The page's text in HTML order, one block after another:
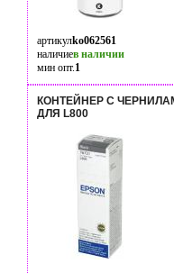
артикулko062561
наличиев наличии
мин опт.1
КОНТЕЙНЕР С
ДЛЯ L800